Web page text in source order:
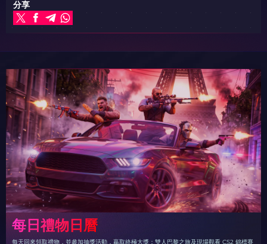
分享
每日禮物日曆
每天回來領取禮物，並參加抽獎活動，贏取終極大獎：雙人巴黎之旅及現場觀看 CS2 錦標賽